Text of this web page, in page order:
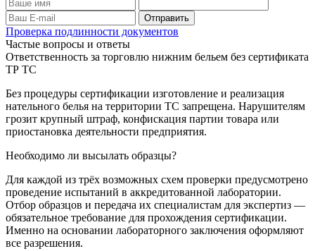
Проверка подлинности документов
Частые вопросы и ответы
Ответственность за торговлю нижним бельем без сертификата
ТР ТС
Без процедуры сертификации изготовление и реализация
нательного белья на территории ТС запрещена. Нарушителям
грозит крупный штраф, конфискация партии товара или
приостановка деятельности предприятия.
Необходимо ли высылать образцы?
Для каждой из трёх возможных схем проверки предусмотрено
проведение испытаний в аккредитованной лаборатории.
Отбор образцов и передача их специалистам для экспертиз —
обязательное требование для прохождения сертификации.
Именно на основании лабораторного заключения оформляют
все разрешения.